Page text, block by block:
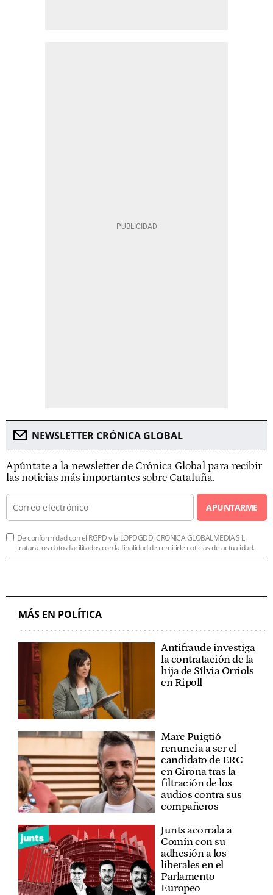
NEWSLETTER CRÓNICA GLOBAL
Apúntate a la newsletter de Crónica Global para recibir
las noticias más importantes sobre Cataluña.
APUNTARME
De conformidad con el RGPD y la LOPDGDD, CRÓNICA GLOBALMEDIA S.L.
tratará los datos facilitados con la finalidad de remitirle noticias de actualidad.
MÁS EN POLÍTICA
Antifraude investiga
la contratación de la
hija de Sílvia Orriols
en Ripoll
Marc Puigtió
renuncia a ser el
candidato de ERC
en Girona tras la
filtración de los
audios contra sus
compañeros
Junts acorrala a
Comín con su
adhesión a los
liberales en el
Parlamento
Europeo